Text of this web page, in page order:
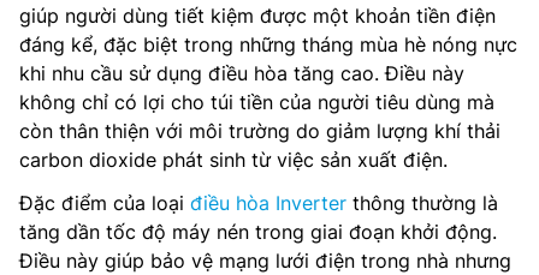
giúp người dùng tiết kiệm được một khoản tiền điện
đáng kể, đặc biệt trong những tháng mùa hè nóng nực
khi nhu cầu sử dụng điều hòa tăng cao. Điều này
không chỉ có lợi cho túi tiền của người tiêu dùng mà
còn thân thiện với môi trường do giảm lượng khí thải
carbon dioxide phát sinh từ việc sản xuất điện.
Đặc điểm của loại điều hòa Inverter thông thường là
tăng dần tốc độ máy nén trong giai đoạn khởi động.
Điều này giúp bảo vệ mạng lưới điện trong nhà nhưng